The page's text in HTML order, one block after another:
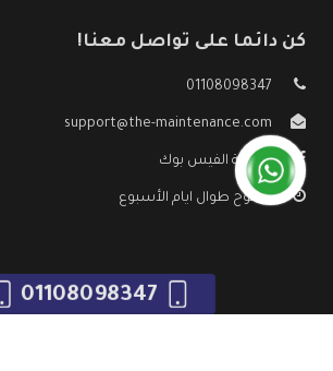
كن دائما على تواصل معنا!
01108098347
support@the-maintenance.com
صفحة الفيس بوك
مفتوح طوال ايام الأسبوع
01108098347